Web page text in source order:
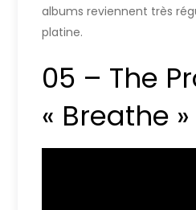
albums reviennent très
platine.
05 – The
« Breathe »